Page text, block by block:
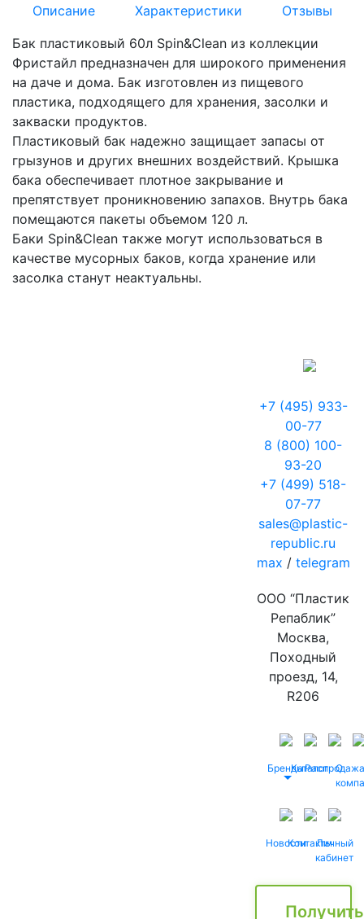
Описание
Характеристики
Отзывы
Бак пластиковый 60л Spin&Clean из коллекции
Фристайл предназначен для широкого применения
на даче и дома. Бак изготовлен из пищевого
пластика, подходящего для хранения, засолки и
закваски продуктов.
Пластиковый бак надежно защищает запасы от
грызунов и других внешних воздействий. Крышка
бака обеспечивает плотное закрывание и
препятствует проникновению запахов. Внутрь бака
помещаются пакеты объемом 120 л.
Баки Spin&Clean также могут использоваться в
качестве мусорных баков, когда хранение или
засолка станут неактуальны.
+7 (495) 933-
00-77
8 (800) 100-
93-20
+7 (499) 518-
07-77
sales@plastic-
republic.ru
max / telegram
ООО “Пластик
Репаблик”
Москва,
Походный
проезд, 14,
R206
БрендыКаталог
Распродажа
О
НовостиКонтактыЛичный
кабинет
Получить